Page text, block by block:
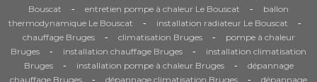
Bouscat
- entretien pompe à chaleur Le Bouscat -
ballon
thermodynamique Le Bouscat
- installation radiateur Le Bouscat -
chauffage Bruges - climatisation Bruges -
pompe à chaleur
Bruges
- installation chauffage Bruges -
installation climatisation
Bruges
- installation pompe à chaleur Bruges -
dépannage
chauffage Bruges
- dépannage climatisation Bruges -
dépannage